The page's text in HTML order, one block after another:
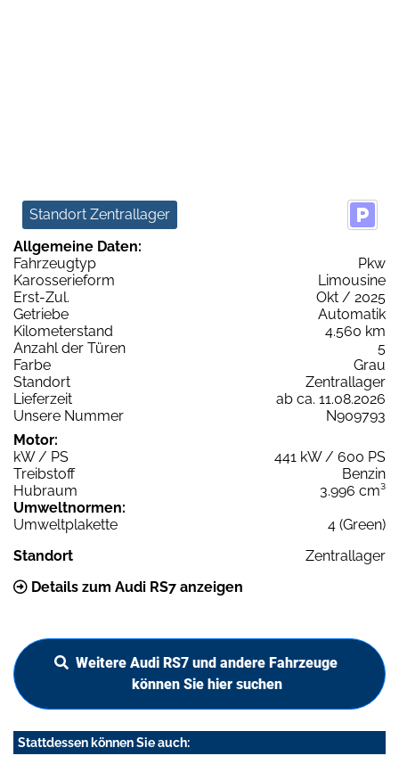
Standort Zentrallager
Allgemeine Daten:
Fahrzeugtyp
Pkw
Karosserieform
Limousine
Erst-Zul.
Okt / 2025
Getriebe
Automatik
Kilometerstand
4.560 km
Anzahl der Türen
5
Farbe
Grau
Standort
Zentrallager
Lieferzeit
ab ca. 11.08.2026
Unsere Nummer
N909793
Motor:
kW / PS
441 kW / 600 PS
Treibstoff
Benzin
Hubraum
3.996 cm³
Umweltnormen:
Umweltplakette
4 (Green)
Standort
Zentrallager
Details zum Audi RS7 anzeigen
Weitere Audi RS7 und andere Fahrzeuge
können Sie hier suchen
Stattdessen können Sie auch: